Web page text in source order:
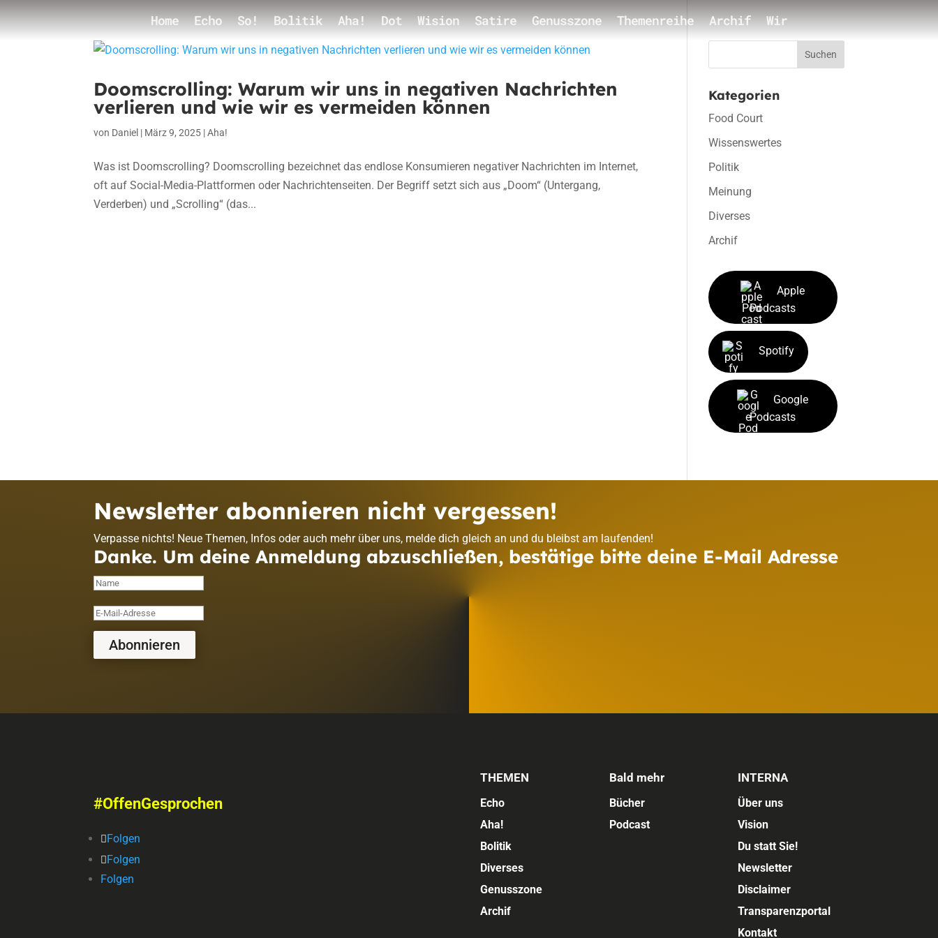
Home Echo So! Bolitik Aha! Dot Wision Satire Genusszone Themenreihe Archif Wir
Doomscrolling: Warum wir uns in negativen Nachrichten
verlieren und wie wir es vermeiden können
von Daniel | März 9, 2025 |Aha!
Was ist Doomscrolling? Doomscrolling bezeichnet das endlose Konsumieren negativer Nachrichten im Internet,
oft auf Social-Media-Plattformen oder Nachrichtenseiten. Der Begriff setzt sich aus „Doom“ (Untergang,
Verderben) und „Scrolling“ (das...
Suchen
Kategorien
Food Court
Wissenswertes
Politik
Meinung
Diverses
Archif
Apple
Podcasts
Spotify
Google
Podcasts
Newsletter abonnieren nicht vergessen!
Verpasse nichts! Neue Themen, Infos oder auch mehr über uns, melde dich gleich an und du bleibst am laufenden!
Danke. Um deine Anmeldung abzuschließen, bestätige bitte deine E-Mail Adresse
Abonnieren
#OffenGesprochen
Folgen
Folgen
Folgen
THEMEN
Echo
Aha!
Bolitik
Diverses
Genusszone
Archif
Bald mehr
Bücher
Podcast
INTERNA
Über uns
Vision
Du statt Sie!
Newsletter
Disclaimer
Transparenzportal
Kontakt